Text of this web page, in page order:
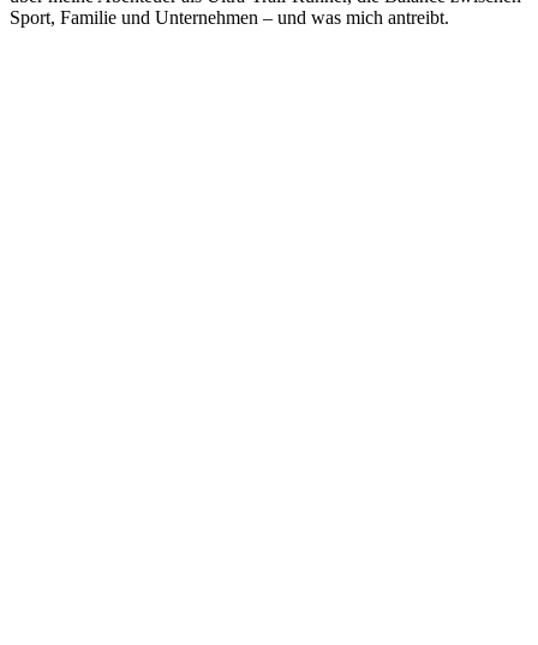
Sport, Familie und Unternehmen – und was mich antreibt.